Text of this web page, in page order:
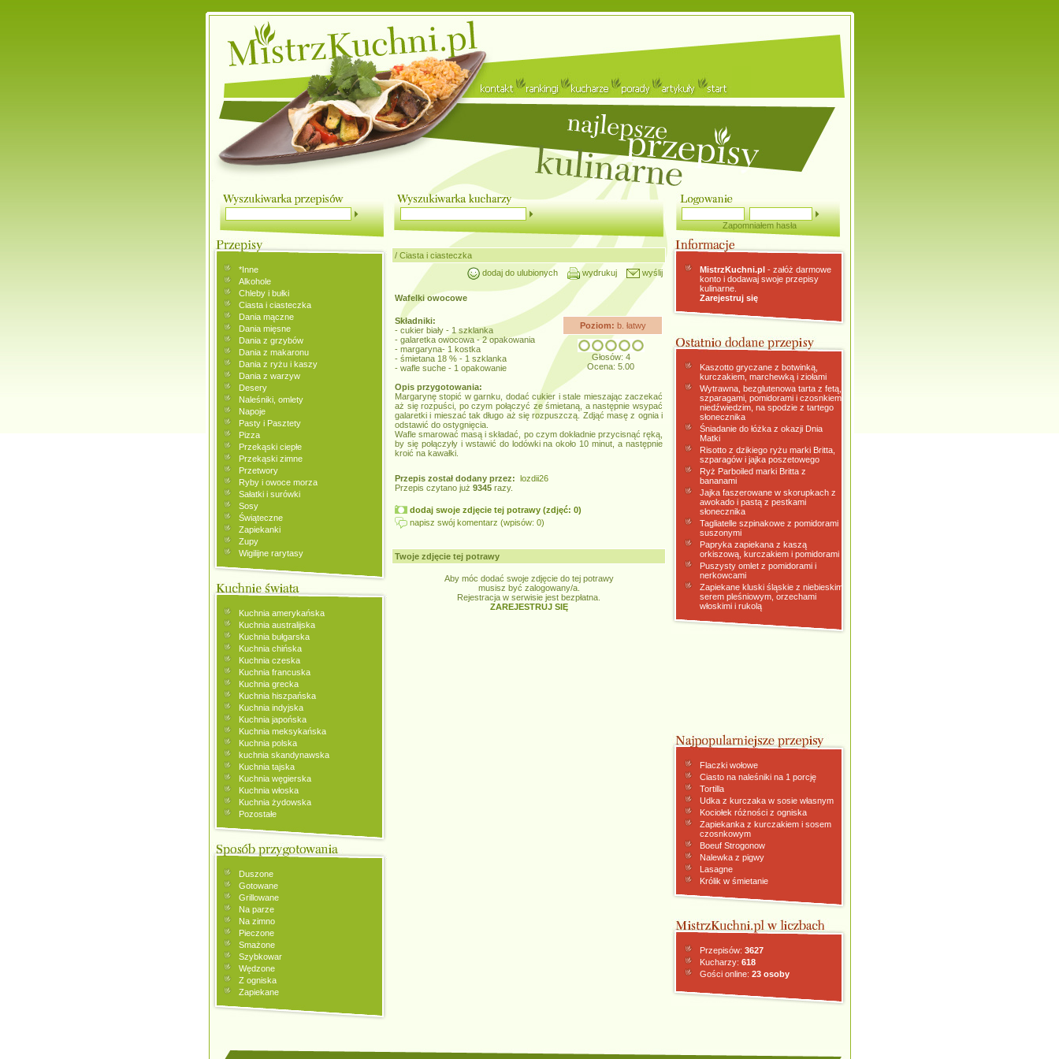
Zapomniałem hasła
*Inne
Alkohole
Chleby i bułki
Ciasta i ciasteczka
Dania mączne
Dania mięsne
Dania z grzybów
Dania z makaronu
Dania z ryżu i kaszy
Dania z warzyw
Desery
Naleśniki, omlety
Napoje
Pasty i Pasztety
Pizza
Przekąski ciepłe
Przekąski zimne
Przetwory
Ryby i owoce morza
Sałatki i surówki
Sosy
Świąteczne
Zapiekanki
Zupy
Wigilijne rarytasy
Kuchnia amerykańska
Kuchnia australijska
Kuchnia bułgarska
Kuchnia chińska
Kuchnia czeska
Kuchnia francuska
Kuchnia grecka
Kuchnia hiszpańska
Kuchnia indyjska
Kuchnia japońska
Kuchnia meksykańska
Kuchnia polska
kuchnia skandynawska
Kuchnia tajska
Kuchnia węgierska
Kuchnia włoska
Kuchnia żydowska
Pozostałe
Duszone
Gotowane
Grillowane
Na parze
Na zimno
Pieczone
Smażone
Szybkowar
Wędzone
Z ogniska
Zapiekane
/ Ciasta i ciasteczka
dodaj do ulubionych
wydrukuj wyślij
Wafelki owocowe
Poziom: b. łatwy
Głosów: 4
Ocena: 5.00
Składniki:
- cukier biały - 1 szklanka
- galaretka owocowa - 2 opakowania
- margaryna- 1 kostka
- śmietana 18 % - 1 szklanka
- wafle suche - 1 opakowanie
Opis przygotowania:
Margarynę stopić w garnku, dodać cukier i stale mieszając zaczekać
aż się rozpuści, po czym połączyć ze śmietaną, a następnie wsypać
galaretki i mieszać tak długo aż się rozpuszczą. Zdjąć masę z ognia i
odstawić do ostygnięcia.
Wafle smarować masą i składać, po czym dokładnie przycisnąć ręką,
by się połączyły i wstawić do lodówki na około 10 minut, a następnie
kroić na kawałki.
Przepis został dodany przez: lozdii26
Przepis czytano już 9345 razy.
dodaj swoje zdjęcie tej potrawy (zdjęć: 0)
napisz swój komentarz (wpisów: 0)
Twoje zdjęcie tej potrawy
Aby móc dodać swoje zdjęcie do tej potrawy
musisz być zalogowany/a.
Rejestracja w serwisie jest bezpłatna.
ZAREJESTRUJ SIĘ
MistrzKuchni.pl- załóż darmowe
konto i dodawaj swoje przepisy
kulinarne.
Zarejestruj się
Kaszotto gryczane z botwinką,
kurczakiem, marchewką i ziołami
Wytrawna, bezglutenowa tarta z fetą,
szparagami, pomidorami i czosnkiem
niedźwiedzim, na spodzie z tartego
słonecznika
Śniadanie do łóżka z okazji Dnia
Matki
Risotto z dzikiego ryżu marki Britta,
szparagów i jajka poszetowego
Ryż Parboiled marki Britta z
bananami
Jajka faszerowane w skorupkach z
awokado i pastą z pestkami
słonecznika
Tagliatelle szpinakowe z pomidorami
suszonymi
Papryka zapiekana z kaszą
orkiszową, kurczakiem i pomidorami
Puszysty omlet z pomidorami i
nerkowcami
Zapiekane kluski śląskie z niebieskim
serem pleśniowym, orzechami
włoskimi i rukolą
Flaczki wołowe
Ciasto na naleśniki na 1 porcję
Tortilla
Udka z kurczaka w sosie własnym
Kociołek różności z ogniska
Zapiekanka z kurczakiem i sosem
czosnkowym
Boeuf Strogonow
Nalewka z pigwy
Lasagne
Królik w śmietanie
Przepisów: 3627
Kucharzy: 618
Gości online: 23 osoby